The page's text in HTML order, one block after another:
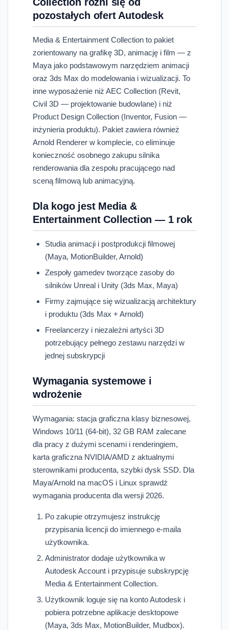
pozostałych ofert Autodesk
Media & Entertainment Collection to pakiet
zorientowany na grafikę 3D, animację i film — z
Maya jako podstawowym narzędziem animacji
oraz 3ds Max do modelowania i wizualizacji. To
inne wyposażenie niż AEC Collection (Revit,
Civil 3D — projektowanie budowlane) i niż
Product Design Collection (Inventor, Fusion —
inżynieria produktu). Pakiet zawiera również
Arnold Renderer w komplecie, co eliminuje
konieczność osobnego zakupu silnika
renderowania dla zespołu pracującego nad
sceną filmową lub animacyjną.
Dla kogo jest Media &
Entertainment Collection — 1 rok
Studia animacji i postprodukcji filmowej
(Maya, MotionBuilder, Arnold)
Zespoły gamedev tworzące zasoby do
silników Unreal i Unity (3ds Max, Maya)
Firmy zajmujące się wizualizacją architektury
i produktu (3ds Max + Arnold)
Freelancerzy i niezależni artyści 3D
potrzebujący pełnego zestawu narzędzi w
jednej subskrypcji
Wymagania systemowe i
wdrożenie
Wymagania: stacja graficzna klasy biznesowej,
Windows 10/11 (64-bit), 32 GB RAM zalecane
dla pracy z dużymi scenami i renderingiem,
karta graficzna NVIDIA/AMD z aktualnymi
sterownikami producenta, szybki dysk SSD. Dla
Maya/Arnold na macOS i Linux sprawdź
wymagania producenta dla wersji 2026.
Po zakupie otrzymujesz instrukcję
przypisania licencji do imiennego e-maila
użytkownika.
Administrator dodaje użytkownika w
Autodesk Account i przypisuje subskrypcję
Media & Entertainment Collection.
Użytkownik loguje się na konto Autodesk i
pobiera potrzebne aplikacje desktopowe
(Maya, 3ds Max, MotionBuilder, Mudbox).